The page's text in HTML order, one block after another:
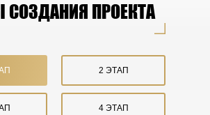
СОЗДАНИЯ ПРОЕКТА
2 ЭТАП
4 ЭТАП